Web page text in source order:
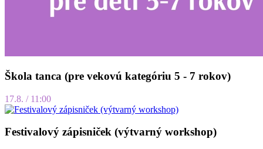
Škola tanca (pre vekovú kategóriu 5 - 7 rokov)
17.8. / 11:00
Festivalový zápisniček (výtvarný workshop)